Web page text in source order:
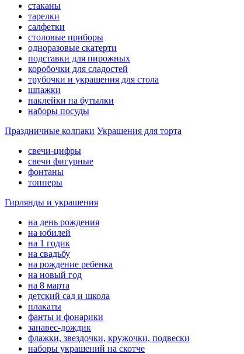
стаканы
тарелки
салфетки
столовые приборы
одноразовые скатерти
подставки для пирожных
коробочки для сладостей
трубочки и украшения для стола
шпажки
наклейки на бутылки
наборы посуды
Праздничные колпаки Украшения для торта
свечи-цифры
свечи фигурные
фонтаны
топперы
Гирлянды и украшения
на день рождения
на юбилей
на 1 годик
на свадьбу
на рождение ребенка
на новый год
на 8 марта
детский сад и школа
плакаты
фанты и фонарики
занавес-дождик
флажки, звездочки, кружочки, подвески
наборы украшений на скотче